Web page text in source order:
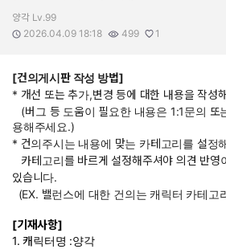
작성자:
양각 Lv.99
작성일:
2026.04.09 18:18
조회수:
499
추천수:
1
[건의게시판 작성 방법]
* 개선 또는 추가,변경 등에 대한 내용을 작성
(버그 등 도움이 필요한 내용은 1:1문의 또
용해주세요.)
* 건의주시는 내용에 맞는 카테고리를 설정
카테고리를 바르게 설정해주셔야 의견 반영
있습니다.
(EX. 밸런스에 대한 건의는 캐릭터 카테고
[기재사항]
1. 캐릭터명 :양각